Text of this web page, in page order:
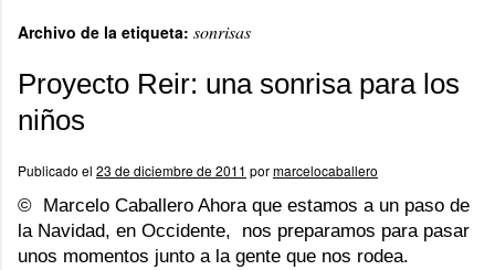
Archivo de la etiqueta: sonrisas
Proyecto Reir: una sonrisa para los
niños
Publicado el 23 de diciembre de 2011 pormarcelocaballero
© Marcelo Caballero Ahora que estamos a un paso de
la Navidad, en Occidente, nos preparamos para pasar
unos momentos junto a la gente que nos rodea.